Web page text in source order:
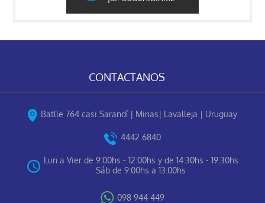
CONTACTANOS
Batlle 764 casi Sarandí | Minas| Lavalleja | Uruguay
4442 6840
Lun a Vier de 9:00hs - 12:00hs y de 14:30hs - 19:30hs
Sáb de 9:00hs a 13:00hs
098 944 449